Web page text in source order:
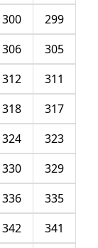
299
300
305
306
311
312
317
318
323
324
329
330
335
336
341
342